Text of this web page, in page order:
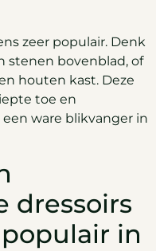
zeer populair. Denk
stenen bovenblad, of
houten kast. Deze
toe en
ware blikvanger in
dressoirs
in